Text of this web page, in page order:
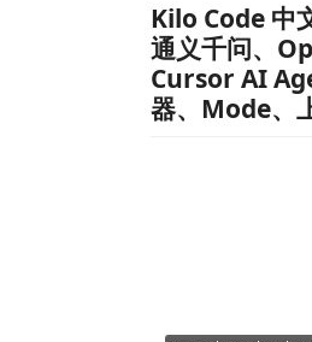
Kilo Code 中
通义千问、
Cursor AI
器、Mode、